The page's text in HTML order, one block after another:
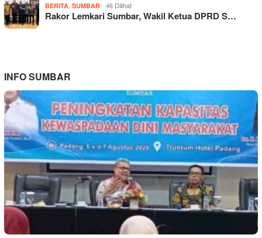
BERITA, SUMBAR 46 Dilihat
Rakor Lemkari Sumbar, Wakil Ketua DPRD S…
INFO SUMBAR